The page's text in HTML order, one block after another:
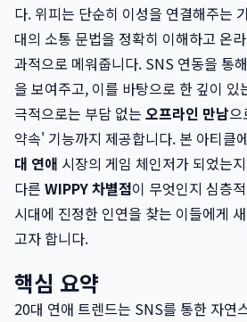
다. 위피는 단순히 이성을 연결해주는
대의 소통 문법을 정확히 이해하고 온
과적으로 메워줍니다. SNS 연동을 통
을 보여주고, 이를 바탕으로 한 깊이 있
극적으로는 부담 없는 오프라인 만남으
약속' 기능까지 제공합니다. 본 아티클
대 연애 시장의 게임 체인저가 되었는
다른 WIPPY 차별점이 무엇인지 심층
시대에 진정한 인연을 찾는 이들에게
고자 합니다.
핵심 요약
20대 연애 트렌드는 SNS를 통한 자연